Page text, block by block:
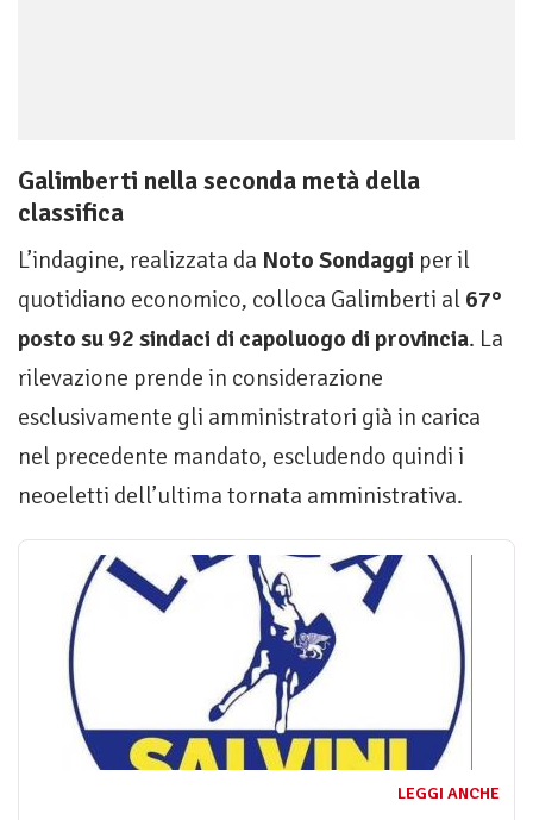
Galimberti nella seconda metà della
classifica
L’indagine, realizzata da Noto Sondaggi per il
quotidiano economico, colloca Galimberti al 67°
posto su 92 sindaci di capoluogo di provincia. La
rilevazione prende in considerazione
esclusivamente gli amministratori già in carica
nel precedente mandato, escludendo quindi i
neoeletti dell’ultima tornata amministrativa.
LEGGI ANCHE